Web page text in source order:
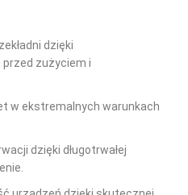
dzięki
zużyciem i
w ekstremalnych warunkach
dzięki długotrwałej